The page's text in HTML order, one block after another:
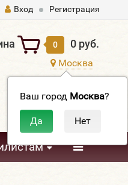
Вход Регистрация
0 0 руб.
Москва
Ваш город Москва?
Доставка